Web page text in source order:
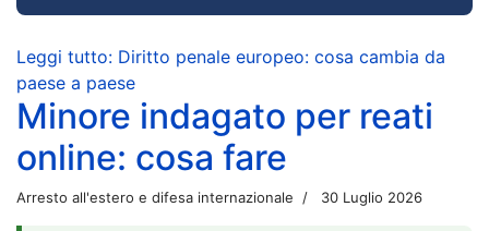
Leggi tutto: Diritto penale europeo: cosa cambia da
paese a paese
Minore indagato per reati
online: cosa fare
Arresto all'estero e difesa internazionale 30 Luglio 2026